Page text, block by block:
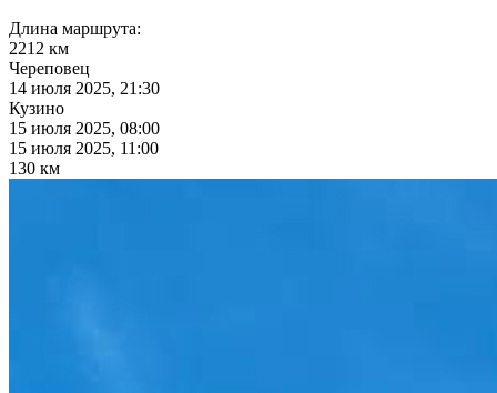
Длина маршрута:
2212 км
Череповец
14 июля 2025, 21:30
Кузино
15 июля 2025, 08:00
15 июля 2025, 11:00
130 км